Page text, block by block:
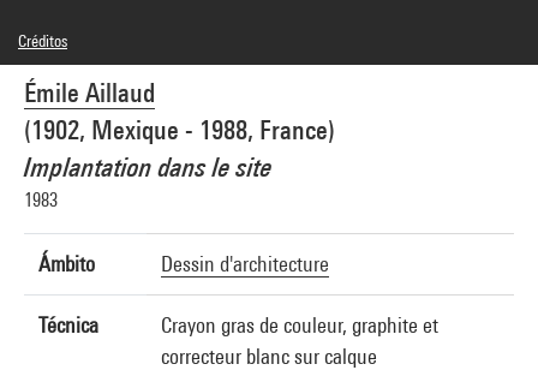
Émile Aillaud
(1902, Mexique - 1988, France)
Implantation dans le site
1983
Ámbito Dessin d'architecture
Técnica
Crayon gras de couleur, graphite et
correcteur blanc sur calque
Créditos
© Emile Aillaud
Créditos fotográficos : Centre Pompidou, MNAM-CCI/Georges Meguerditchian/Dist.
GrandPalaisRmn
Referencia de la imagen : 4N23732
Difusión de la imagen :GrandPalaisRmnPhoto